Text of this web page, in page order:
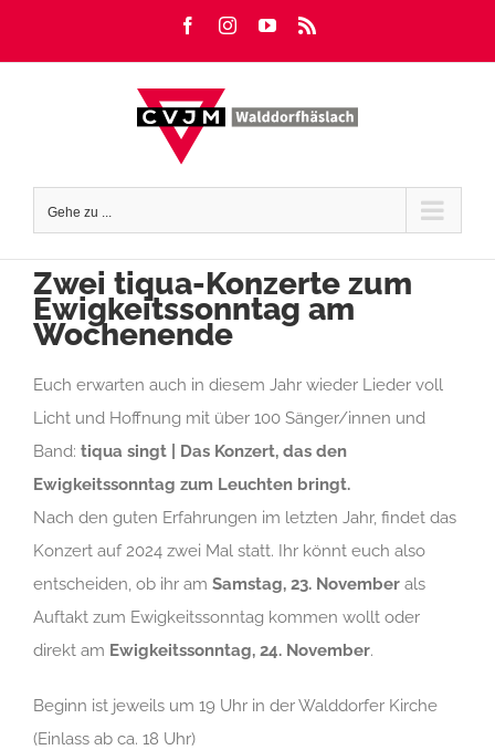
FacebookInstagramYouTube
Gehe zu ...
Zwei tiqua-Konzerte zum
Ewigkeitssonntag am
Wochenende
Euch erwarten auch in diesem Jahr wieder Lieder voll
Licht und Hoffnung mit über 100 Sänger/innen und
Band: tiqua singt | Das Konzert, das den
Ewigkeitssonntag zum Leuchten bringt.
Nach den guten Erfahrungen im letzten Jahr, findet das
Konzert auf 2024 zwei Mal statt. Ihr könnt euch also
entscheiden, ob ihr am Samstag, 23. November als
Auftakt zum Ewigkeitssonntag kommen wollt oder
direkt am Ewigkeitssonntag, 24. November.
Beginn ist jeweils um 19 Uhr in der Walddorfer Kirche
(Einlass ab ca. 18 Uhr)